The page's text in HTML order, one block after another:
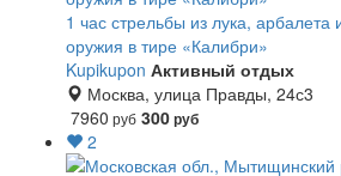
1 час стрельбы из лука, арбалета
оружия в тире «Калибри»
Kupikupon Активный отдых
Москва, улица Правды, 24с3
7960 руб 300руб
2